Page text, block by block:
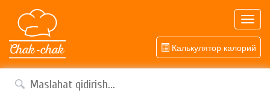
Калькулятор калорий